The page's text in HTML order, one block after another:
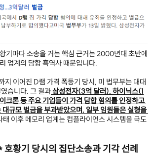
기마다 소송을 거는 핵심 근거는 2000년대 초반에
업계의 담합 흑역사 때문입니다.
이어진 D램 가격 폭등기 당시, 미 법무부는 대대
습니다. 그 결과 삼성전자(3억 달러), 하이닉스(1
크론 등 주요 기업들이 가격 담합 혐의를 인정하고
규모 벌금을 부과받았으며, 일부 임원들은 실형을
태 이후 메모리 업계는 컴플라이언스 시스템을 극도
기 당시의 집단소송과 기각 선례